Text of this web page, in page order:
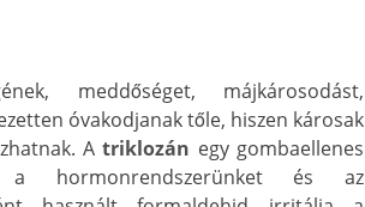
meddőséget, májkárosodást,
óvakodjanak tőle, hiszen károsak
Atriklozán egy gombaellenes
a hormonrendszerünket és az